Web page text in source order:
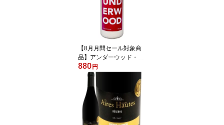
rosecco ヴェネト グレラ
100% グレラ種 11% シ
ャルマ方式 タンク発酵
きめ細かい泡 フルーティ
ー 柑橘系 桃 花の香り
【8月月間セール対象商
品】アンダーウッド・オ
レゴン・ロゼ(250ml缶入
り) アメリカ ロゼワイン
250ml Underwood Oreg
on 缶ワイン アルミ缶 ミ
ニ 一人飲み 旅行用 ピノ
グリ ミュスカ ピノ・ノ
ワール リースリング シ
880円